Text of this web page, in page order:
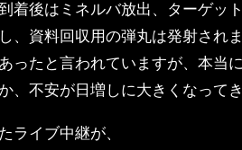
着後はミネルバ放出、ターゲッ
、資料回収用の弾丸は発射され
ったと言われていますが、本当
、不安が日増しに大きくなって
ライブ中継が、